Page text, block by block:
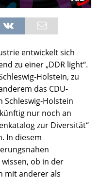
entwickelt sich
zu einer „DDR light“.
Holstein, zu
das CDU-
Holstein
nur noch an
zur Diversität“
In diesem
ob in der
mit anderer als